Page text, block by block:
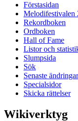
Förstasidan
Melodifestivalen
Rekordboken
Ordboken
Hall of Fame
Listor och
Slumpsida
Sök
Senaste
Specialsidor
Skicka rättelser
Wikiverktyg